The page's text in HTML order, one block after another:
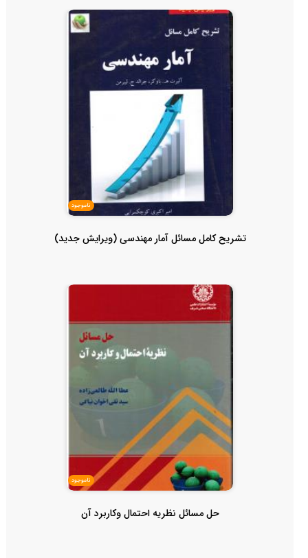
ناموجود
تشریح کامل مسائل آمار مهندسی (ویرایش جدید)
ناموجود
حل مسائل نظریه احتمال وکاربرد آن